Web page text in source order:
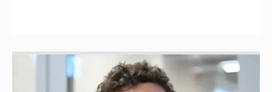
Никита Кологривый высказался насчёт